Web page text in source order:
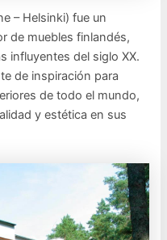
– Helsinki) fue un
de muebles finlandés,
influyentes del siglo XX.
de inspiración para
de todo el mundo,
y estética en sus